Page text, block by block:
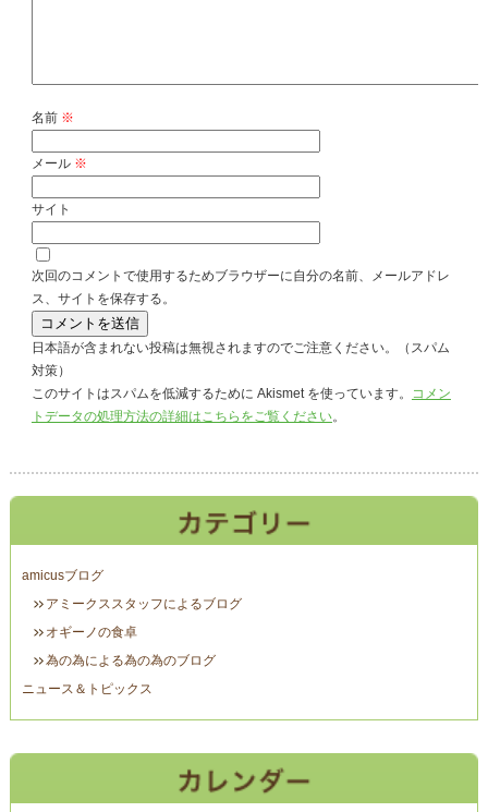
名前 ※
メール ※
サイト
次回のコメントで使用するためブラウザーに自分の名前、メールアドレ
ス、サイトを保存する。
日本語が含まれない投稿は無視されますのでご注意ください。（スパム
対策）
このサイトはスパムを低減するために Akismet を使っています。 コメン
トデータの処理方法の詳細はこちらをご覧ください。
amicusブログ
アミークススタッフによるブログ
オギーノの食卓
為の為による為の為のブログ
ニュース＆トピックス